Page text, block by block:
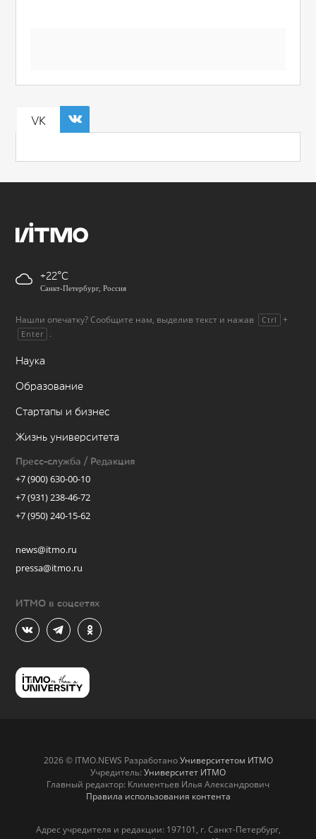
VK
+22
Санкт-Петербург, Россия
Нашли опечатку? Сообщите нам, выделив текст и нажав Ctrl +
Enter .
Наука
Образование
Стартапы и бизнес
Жизнь университета
Пресс-служба / Редакция
+7 (900) 630-00-10
+7 (931) 238-46-72
+7 (950) 240-15-62
news@itmo.ru
pressa@itmo.ru
ИТМО в соцсетях
2026 © ITMO.NEWS РазработаноУниверситетом ИТМО
Учредитель: Университет ИТМО
Главный редактор: Климентьев Илья Александрович
Правила использования контента
Адрес учредителя и редакции: 197101, г. Санкт-Петербург,